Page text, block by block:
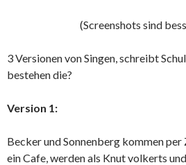
(Screenshots sind
3 Versionen von Singen, schreibt
bestehen die?
Version 1:
Becker und Sonnenberg kommen per
ein Cafe, werden als Knut volkerts